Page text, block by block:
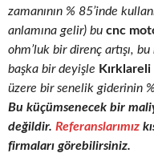
zamanının % 85’inde
anlamına gelir) bu cnc
ohm’luk bir direnç artışı,
başka bir deyişle
üzere bir senelik giderinin
Bu küçümsenecek bir
değildir. Referanslarımız
firmaları görebilirsiniz.